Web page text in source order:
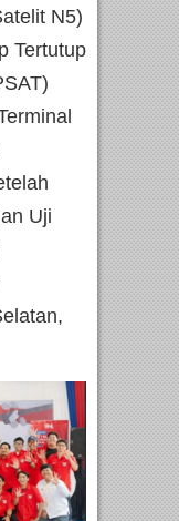
N5)
Tertutup
Uji